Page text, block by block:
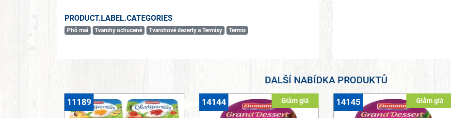
PRODUCT.LABEL.CATEGORIES
Phô mai Tvarohy ochucené Tvarohové dezerty a Termixy Termix
DALŠÍ NABÍDKA PRODUKTŮ
11189 Giảm giá
14144 Giảm giá
14145